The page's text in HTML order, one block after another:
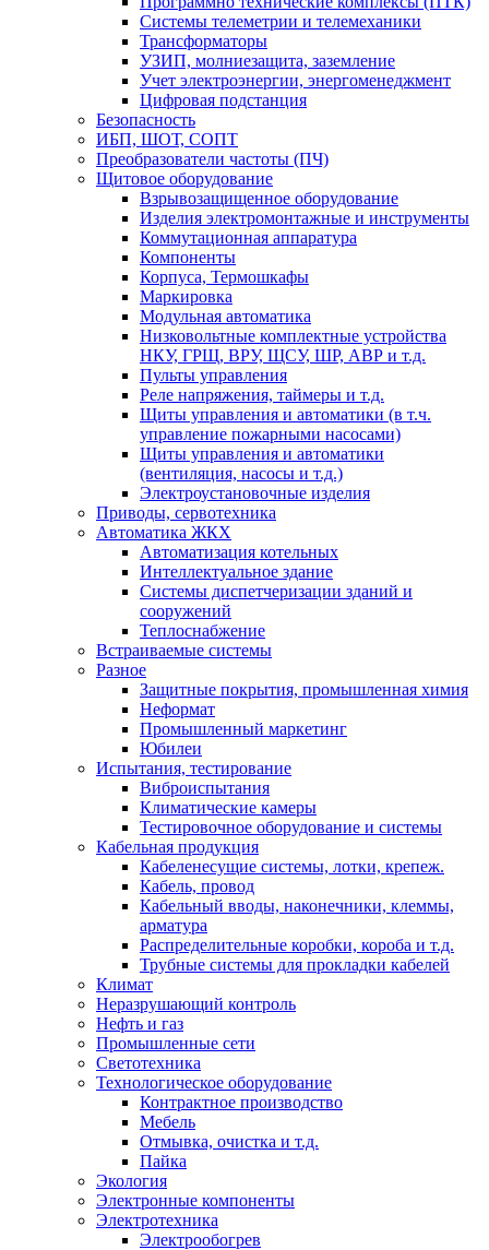
Системы телеметрии и телемеханики
Трансформаторы
УЗИП, молниезащита, заземление
Учет электроэнергии, энергоменеджмент
Цифровая подстанция
Безопасность
ИБП, ШОТ, СОПТ
Преобразователи частоты (ПЧ)
Щитовое оборудование
Взрывозащищенное оборудование
Изделия электромонтажные и инструменты
Коммутационная аппаратура
Компоненты
Корпуса, Термошкафы
Маркировка
Модульная автоматика
Низковольтные комплектные устройства
НКУ, ГРЩ, ВРУ, ЩСУ, ШР, АВР и т.д.
Пульты управления
Реле напряжения, таймеры и т.д.
Щиты управления и автоматики (в т.ч.
управление пожарными насосами)
Щиты управления и автоматики
(вентиляция, насосы и т.д.)
Электроустановочные изделия
Приводы, сервотехника
Автоматика ЖКХ
Автоматизация котельных
Интеллектуальное здание
Системы диспетчеризации зданий и
сооружений
Теплоснабжение
Встраиваемые системы
Разное
Защитные покрытия, промышленная химия
Неформат
Промышленный маркетинг
Юбилеи
Испытания, тестирование
Виброиспытания
Климатические камеры
Тестировочное оборудование и системы
Кабельная продукция
Кабеленесущие системы, лотки, крепеж.
Кабель, провод
Кабельный вводы, наконечники, клеммы,
арматура
Распределительные коробки, короба и т.д.
Трубные системы для прокладки кабелей
Климат
Неразрушающий контроль
Нефть и газ
Промышленные сети
Светотехника
Технологическое оборудование
Контрактное производство
Мебель
Отмывка, очистка и т.д.
Пайка
Экология
Электронные компоненты
Электротехника
Электрообогрев